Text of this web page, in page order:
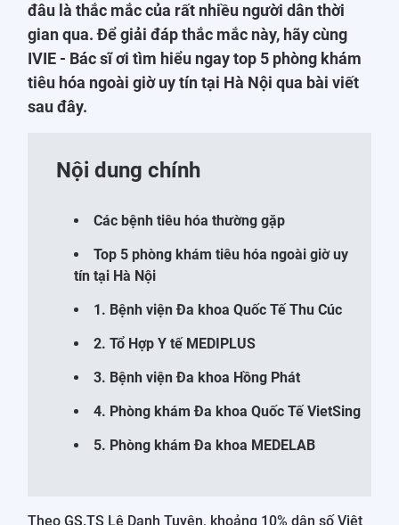
đâu là thắc mắc của rất nhiều người dân thời
gian qua. Để giải đáp thắc mắc này, hãy cùng
IVIE - Bác sĩ ơi tìm hiểu ngay top 5 phòng khám
tiêu hóa ngoài giờ uy tín tại Hà Nội qua bài viết
sau đây.
Nội dung chính
Các bệnh tiêu hóa thường gặp
Top 5 phòng khám tiêu hóa ngoài giờ uy
tín tại Hà Nội
1. Bệnh viện Đa khoa Quốc Tế Thu Cúc
2. Tổ Hợp Y tế MEDIPLUS
3. Bệnh viện Đa khoa Hồng Phát
4. Phòng khám Đa khoa Quốc Tế VietSing
5. Phòng khám Đa khoa MEDELAB
Theo GS.TS Lê Danh Tuyên, khoảng 10% dân số Việt